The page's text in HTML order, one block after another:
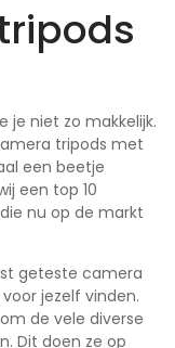
je niet zo makkelijk.
tripods met
een beetje
een top 10
nu op de markt
geteste camera
jezelf vinden.
de vele diverse
Dit doen ze op